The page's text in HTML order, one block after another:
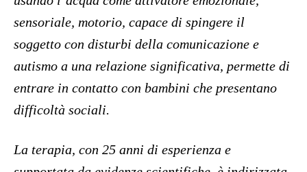
sensoriale, motorio, capace di spingere il
soggetto con disturbi della comunicazione e
autismo a una relazione significativa, permette di
entrare in contatto con bambini che presentano
difficoltà sociali.
La terapia, con 25 anni di esperienza e